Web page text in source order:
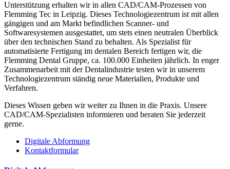
Unterstützung erhalten wir in allen CAD/CAM-Prozessen von
Flemming Tec in Leipzig. Dieses Technologiezentrum ist mit allen
gängigen und am Markt befindlichen Scanner- und
Softwaresystemen ausgestattet, um stets einen neutralen Überblick
über den technischen Stand zu behalten. Als Spezialist für
automatisierte Fertigung im dentalen Bereich fertigen wir, die
Flemming Dental Gruppe, ca. 100.000 Einheiten jährlich. In enger
Zusammenarbeit mit der Dentalindustrie testen wir in unserem
Technologiezentrum ständig neue Materialien, Produkte und
Verfahren.
Dieses Wissen geben wir weiter zu Ihnen in die Praxis. Unsere
CAD/CAM-Spezialisten informieren und beraten Sie jederzeit
gerne.
Digitale Abformung
Kontaktformular